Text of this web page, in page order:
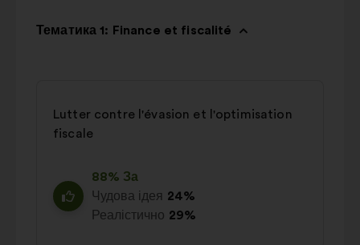
Тематика 1: Finance et fiscalité
Lutter contre l'évasion et l'optimisation
fiscale
88% За
Чудова ідея 24%
Реалістично 29%